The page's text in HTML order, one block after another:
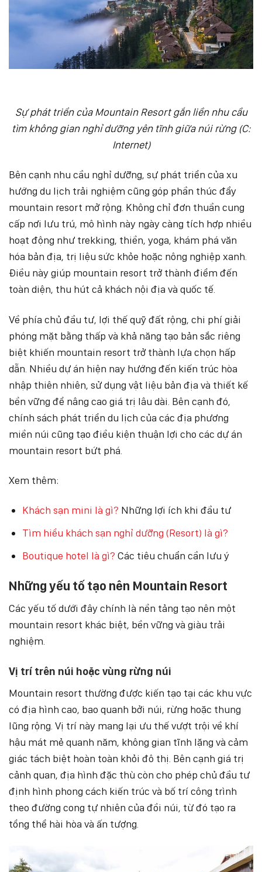
Sự phát triển của Mountain Resort gắn liền nhu cầu
tìm không gian nghỉ dưỡng yên tĩnh giữa núi rừng (C:
Internet)
Bên cạnh nhu cầu nghỉ dưỡng, sự phát triển của xu
hướng du lịch trải nghiệm cũng góp phần thúc đẩy
mountain resort mở rộng. Không chỉ đơn thuần cung
cấp nơi lưu trú, mô hình này ngày càng tích hợp nhiều
hoạt động như trekking, thiền, yoga, khám phá văn
hóa bản địa, trị liệu sức khỏe hoặc nông nghiệp xanh.
Điều này giúp mountain resort trở thành điểm đến
toàn diện, thu hút cả khách nội địa và quốc tế.
Về phía chủ đầu tư, lợi thế quỹ đất rộng, chi phí giải
phóng mặt bằng thấp và khả năng tạo bản sắc riêng
biệt khiến mountain resort trở thành lựa chọn hấp
dẫn. Nhiều dự án hiện nay hướng đến kiến trúc hòa
nhập thiên nhiên, sử dụng vật liệu bản địa và thiết kế
bền vững để nâng cao giá trị lâu dài. Bên cạnh đó,
chính sách phát triển du lịch của các địa phương
miền núi cũng tạo điều kiện thuận lợi cho các dự án
mountain resort bứt phá.
Xem thêm:
Khách sạn mini là gì? Những lợi ích khi đầu tư
Tìm hiểu khách sạn nghỉ dưỡng (Resort) là gì?
Boutique hotel là gì? Các tiêu chuẩn cần lưu ý
Những yếu tố tạo nên Mountain Resort
Các yếu tố dưới đây chính là nền tảng tạo nên một
mountain resort khác biệt, bền vững và giàu trải
nghiệm.
Vị trí trên núi hoặc vùng rừng núi
Mountain resort thường được kiến tạo tại các khu vực
có địa hình cao, bao quanh bởi núi, rừng hoặc thung
lũng rộng. Vị trí này mang lại ưu thế vượt trội về khí
hậu mát mẻ quanh năm, không gian tĩnh lặng và cảm
giác tách biệt hoàn toàn khỏi đô thị. Bên cạnh giá trị
cảnh quan, địa hình đặc thù còn cho phép chủ đầu tư
định hình phong cách kiến trúc và bố trí công trình
theo đường cong tự nhiên của đồi núi, từ đó tạo ra
tổng thể hài hòa và ấn tượng.